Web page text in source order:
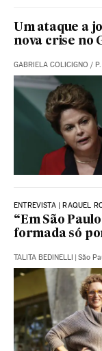
Um ataque a
nova crise no
GABRIELA COLICIGNO /
ENTREVISTA | RAQUEL
“Em São
formada só
TALITA BEDINELLI São